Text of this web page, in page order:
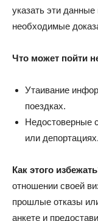
указать эти данные
необходимые
Что может пойти
Утаивание
поездках.
Недостоверные
или депортациях.
Как этого
отношении своей
прошлые отказы
анкете и